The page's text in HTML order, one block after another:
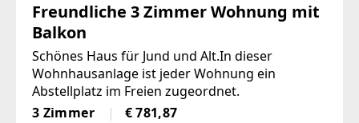
Freundliche 3 Zimmer Wohnung mit
Balkon
Schönes Haus für Jund und Alt.In dieser
Wohnhausanlage ist jeder Wohnung ein
Abstellplatz im Freien zugeordnet.
3 Zimmer
€ 781,87